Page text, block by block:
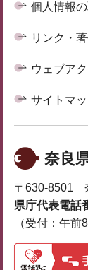
個人情報
リンク・
ウェブア
サイトマ
奈良
〒630-8501
県庁代表電話
（受付：午前